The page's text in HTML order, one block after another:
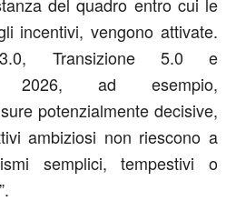
incentivi, vengono attivate.
Transizione 5.0 e
2026, ad esempio,
potenzialmente decisive,
ambiziosi non riescono a
semplici, tempestivi o